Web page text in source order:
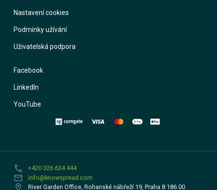
Nastavení cookies
Podmínky užívání
Uživatelská podpora
Facebook
LinkedIn
YouTube
phone +420 326 634 444
email info@knowspread.com
location_on River Garden Office, Rohanské nábřeží 19, Praha 8 186 00